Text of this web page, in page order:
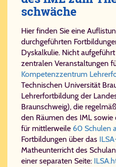
schwä­che
Hier finden Sie eine
durchgeführten
Dyskalkulie. Nicht
zentralen Veranstaltungen
Kompetenzzentrum
Technischen Universität
Lehrerfortbildung der
Braunschweig), die
den Räumen des IML sowie
für mittlerweile 60 Schulen
Fortbildungen über das
Matheunterricht des
einer separaten Seite: